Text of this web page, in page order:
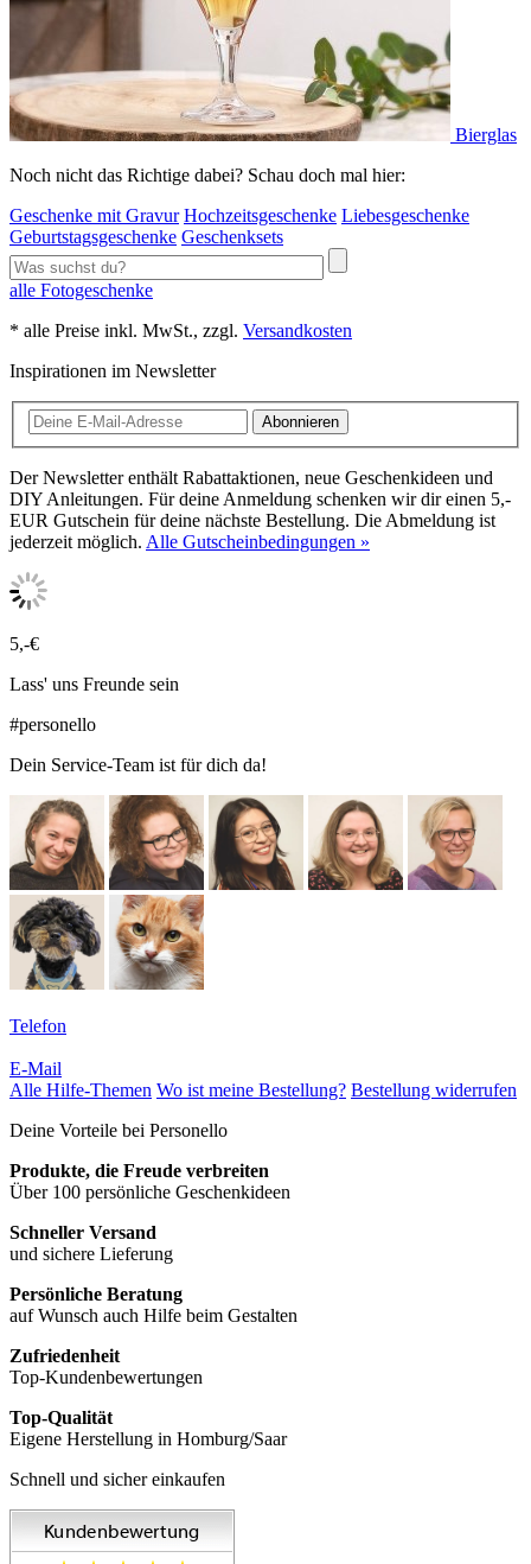
Bierglas
Noch nicht das Richtige dabei? Schau doch mal hier:
Geschenke mit Gravur Hochzeitsgeschenke Liebesgeschenke
Geburtstagsgeschenke Geschenksets
alle Fotogeschenke
* alle Preise inkl. MwSt., zzgl. Versandkosten
Inspirationen im Newsletter
Abonnieren
Der Newsletter enthält Rabattaktionen, neue Geschenkideen und
DIY Anleitungen. Für deine Anmeldung schenken wir dir einen 5,-
EUR Gutschein für deine nächste Bestellung. Die Abmeldung ist
jederzeit möglich. Alle Gutscheinbedingungen »
5,-€
Lass' uns Freunde sein
#personello
Dein Service-Team ist für dich da!
Telefon
E-Mail
Alle Hilfe-Themen Wo ist meine Bestellung? Bestellung widerrufen
Deine Vorteile bei Personello
Produkte, die Freude verbreiten
Über 100 persönliche Geschenkideen
Schneller Versand
und sichere Lieferung
Persönliche Beratung
auf Wunsch auch Hilfe beim Gestalten
Zufriedenheit
Top-Kundenbewertungen
Top-Qualität
Eigene Herstellung in Homburg/Saar
Schnell und sicher einkaufen